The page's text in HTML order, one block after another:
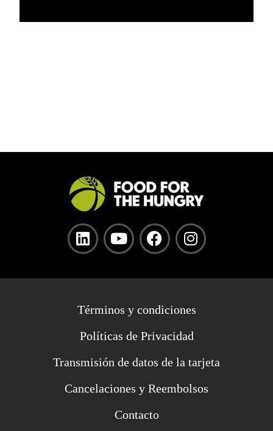
Términos y condiciones
Políticas de Privacidad
Transmisión de datos de la tarjeta
Cancelaciones y Reembolsos
Contacto